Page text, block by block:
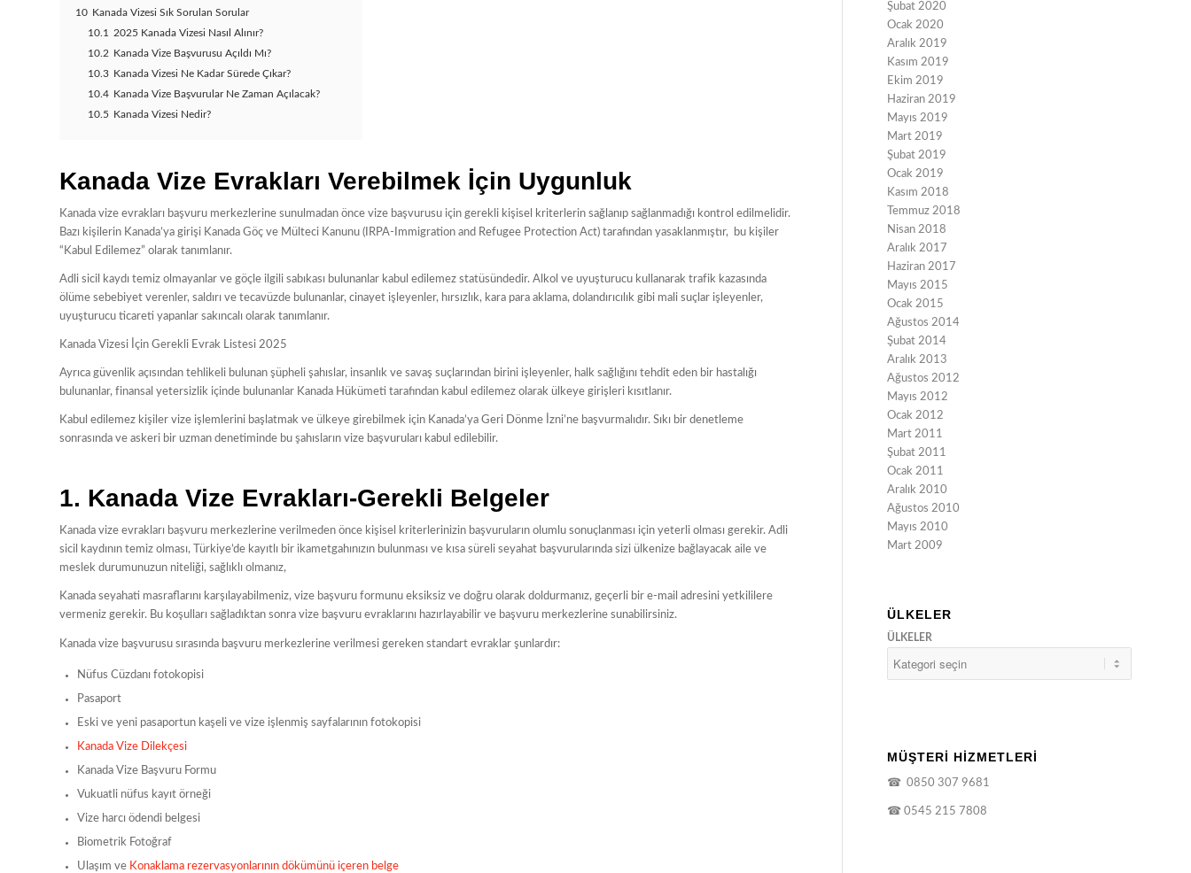
10 Kanada Vizesi Sık Sorulan Sorular
10.1 2025 Kanada Vizesi Nasıl Alınır?
10.2 Kanada Vize Başvurusu Açıldı Mı?
10.3 Kanada Vizesi Ne Kadar Sürede Çıkar?
10.4 Kanada Vize Başvurular Ne Zaman Açılacak?
10.5 Kanada Vizesi Nedir?
Kanada Vize Evrakları Verebilmek İçin Uygunluk
Kanada vize evrakları başvuru merkezlerine sunulmadan önce vize başvurusu için gerekli kişisel kriterlerin sağlanıp sağlanmadığı kontrol edilmelidir.
Bazı kişilerin Kanada’ya girişi Kanada Göç ve Mülteci Kanunu (IRPA-Immigration and Refugee Protection Act) tarafından yasaklanmıştır, bu kişiler
“Kabul Edilemez” olarak tanımlanır.
Adli sicil kaydı temiz olmayanlar ve göçle ilgili sabıkası bulunanlar kabul edilemez statüsündedir. Alkol ve uyuşturucu kullanarak trafik kazasında
ölüme sebebiyet verenler, saldırı ve tecavüzde bulunanlar, cinayet işleyenler, hırsızlık, kara para aklama, dolandırıcılık gibi mali suçlar işleyenler,
uyuşturucu ticareti yapanlar sakıncalı olarak tanımlanır.
Kanada Vizesi İçin Gerekli Evrak Listesi 2025
Ayrıca güvenlik açısından tehlikeli bulunan şüpheli şahıslar, insanlık ve savaş suçlarından birini işleyenler, halk sağlığını tehdit eden bir hastalığı
bulunanlar, finansal yetersizlik içinde bulunanlar Kanada Hükümeti tarafından kabul edilemez olarak ülkeye girişleri kısıtlanır.
Kabul edilemez kişiler vize işlemlerini başlatmak ve ülkeye girebilmek için Kanada’ya Geri Dönme İzni’ne başvurmalıdır. Sıkı bir denetleme
sonrasında ve askeri bir uzman denetiminde bu şahısların vize başvuruları kabul edilebilir.
1. Kanada Vize Evrakları-Gerekli Belgeler
Kanada vize evrakları başvuru merkezlerine verilmeden önce kişisel kriterlerinizin başvuruların olumlu sonuçlanması için yeterli olması gerekir. Adli
sicil kaydının temiz olması, Türkiye’de kayıtlı bir ikametgahınızın bulunması ve kısa süreli seyahat başvurularında sizi ülkenize bağlayacak aile ve
meslek durumunuzun niteliği, sağlıklı olmanız,
Kanada seyahati masraflarını karşılayabilmeniz, vize başvuru formunu eksiksiz ve doğru olarak doldurmanız, geçerli bir e-mail adresini yetkililere
vermeniz gerekir. Bu koşulları sağladıktan sonra vize başvuru evraklarını hazırlayabilir ve başvuru merkezlerine sunabilirsiniz.
Kanada vize başvurusu sırasında başvuru merkezlerine verilmesi gereken standart evraklar şunlardır:
Nüfus Cüzdanı fotokopisi
Pasaport
Eski ve yeni pasaportun kaşeli ve vize işlenmiş sayfalarının fotokopisi
Kanada Vize Dilekçesi
Kanada Vize Başvuru Formu
Vukuatli nüfus kayıt örneği
Vize harcı ödendi belgesi
Biometrik Fotoğraf
Ulaşım ve Konaklama rezervasyonlarının dökümünü içeren belge
Şubat 2020
Ocak 2020
Aralık 2019
Kasım 2019
Ekim 2019
Haziran 2019
Mayıs 2019
Mart 2019
Şubat 2019
Ocak 2019
Kasım 2018
Temmuz 2018
Nisan 2018
Aralık 2017
Haziran 2017
Mayıs 2015
Ocak 2015
Ağustos 2014
Şubat 2014
Aralık 2013
Ağustos 2012
Mayıs 2012
Ocak 2012
Mart 2011
Şubat 2011
Ocak 2011
Aralık 2010
Ağustos 2010
Mayıs 2010
Mart 2009
ÜLKELER
ÜLKELER
MÜŞTERİ HİZMETLERİ
☎ 0850 307 9681
☎ 0545 215 7808